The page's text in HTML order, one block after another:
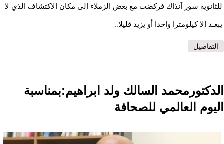
للثانوية سور آنذاك فركضت مع بعض الزملاء إلى مكان الاكتشاف الذي لا
يبعـد إلا كيلومترا واحدا أو يزيد قليلا..
التفاصيل
الدكتورمحمد السالك ولد ابراهيم:بمناسبة
اليوم العالمي للصحافة